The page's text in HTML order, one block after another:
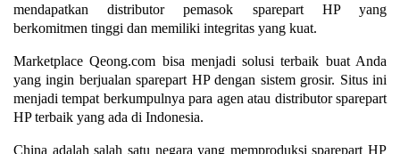
mendapatkan distributor pemasok sparepart HP yang
berkomitmen tinggi dan memiliki integritas yang kuat.
Marketplace Qeong.com bisa menjadi solusi terbaik buat Anda
yang ingin berjualan sparepart HP dengan sistem grosir. Situs ini
menjadi tempat berkumpulnya para agen atau distributor sparepart
HP terbaik yang ada di Indonesia.
China adalah salah satu negara yang memproduksi sparepart HP